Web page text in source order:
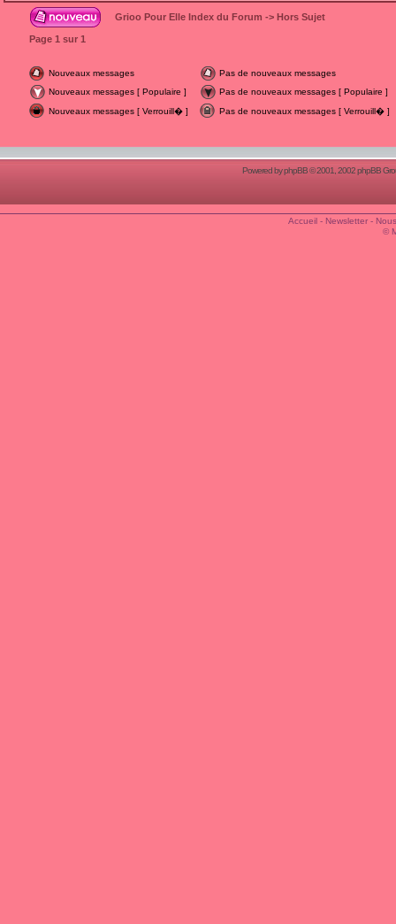
Grioo Pour Elle Index du Forum -> Hors Sujet
Page 1 sur 1
Nouveaux messages
Pas de nouveaux messages
Nouveaux messages [ Populaire ]
Pas de nouveaux messages [ Populaire ]
Nouveaux messages [ Verrouill� ]
Pas de nouveaux messages [ Verrouill� ]
Powered byphpBB© 2001, 2002 phpBB
Accueil- Newsletter-
©